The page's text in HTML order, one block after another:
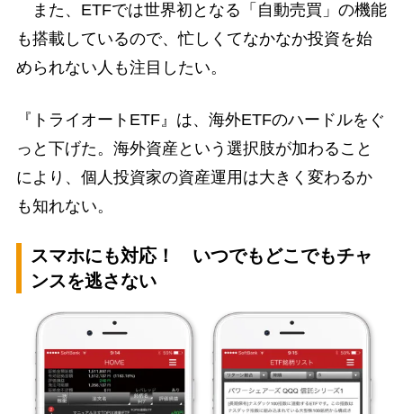
また、ETFでは世界初となる「自動売買」の機能
も搭載しているので、忙しくてなかなか投資を始
められない人も注目したい。
『トライオートETF』は、海外ETFのハードルをぐ
っと下げた。海外資産という選択肢が加わること
により、個人投資家の資産運用は大きく変わるか
も知れない。
スマホにも対応！ いつでもどこでもチャ
ンスを逃さない